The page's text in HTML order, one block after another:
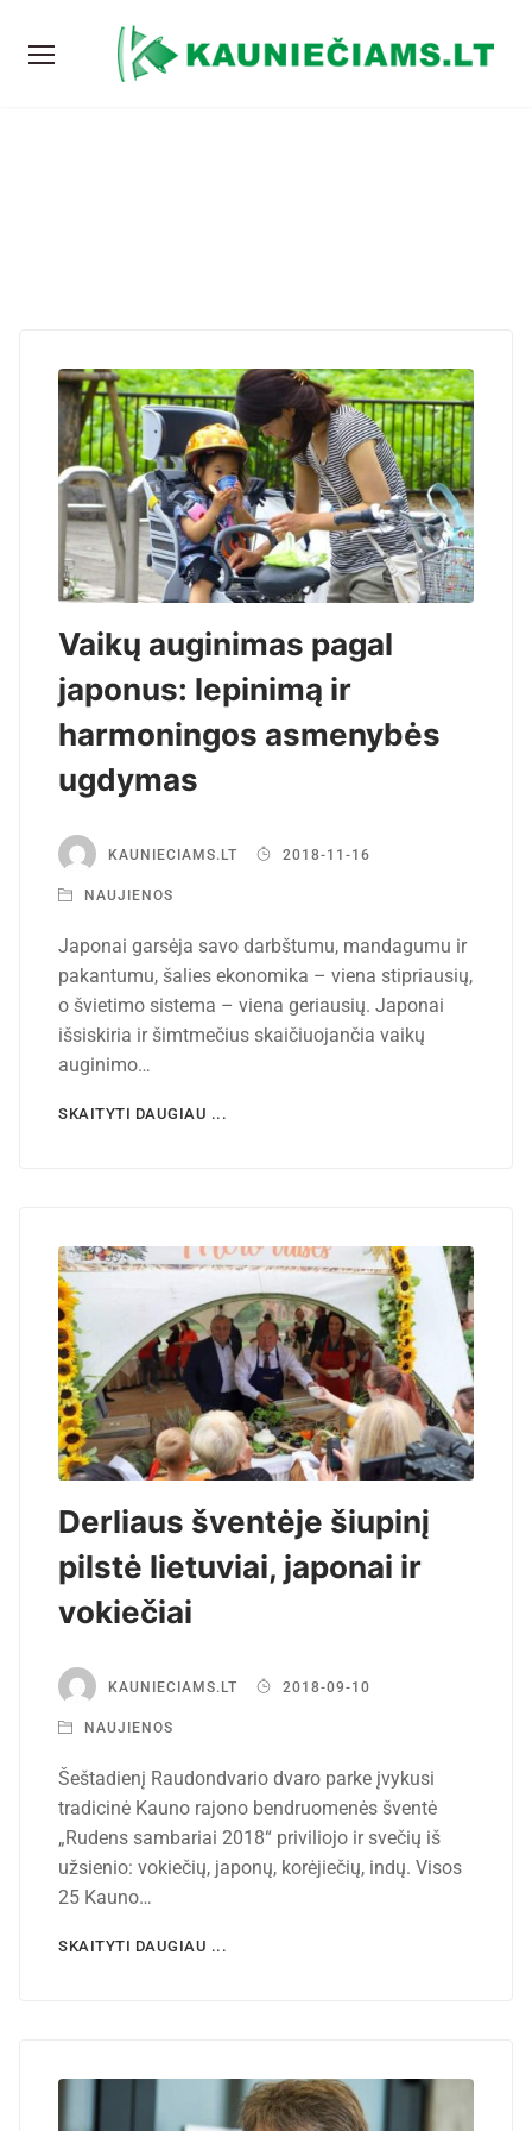
Vaikų auginimas pagal
japonus: lepinimą ir
harmoningos asmenybės
ugdymas
KAUNIECIAMS.LT 2018-11-16
NAUJIENOS
Japonai garsėja savo darbštumu, mandagumu ir
pakantumu, šalies ekonomika – viena stipriausių,
o švietimo sistema – viena geriausių. Japonai
išsiskiria ir šimtmečius skaičiuojančia vaikų
auginimo…
SKAITYTI DAUGIAU ...
Derliaus šventėje šiupinį
pilstė lietuviai, japonai ir
vokiečiai
KAUNIECIAMS.LT 2018-09-10
NAUJIENOS
Šeštadienį Raudondvario dvaro parke įvykusi
tradicinė Kauno rajono bendruomenės šventė
„Rudens sambariai 2018“ priviliojo ir svečių iš
užsienio: vokiečių, japonų, korėjiečių, indų. Visos
25 Kauno…
SKAITYTI DAUGIAU ...